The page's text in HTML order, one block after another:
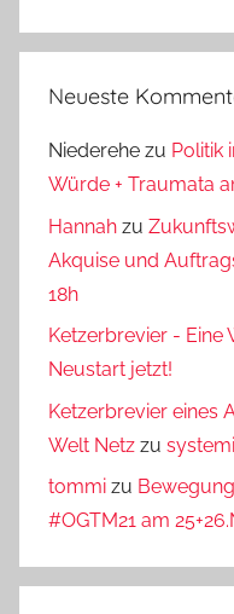
Neueste
Niederehe zu Politik
Würde + Traumata
Hannah zu
Akquise und
18h
Ketzerbrevier - Eine
Neustart jetzt!
Ketzerbrevier eines
Welt Netz zu
tommi zu
#OGTM21 am